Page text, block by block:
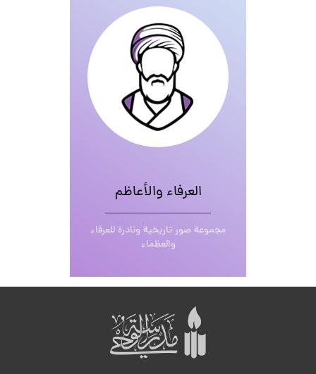
العرفاء والأعاظم
مجموعة صور تاريخية ونادرة للعرفاء
والعظماء